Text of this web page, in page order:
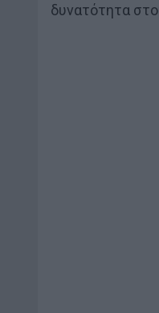
δυνατότητα